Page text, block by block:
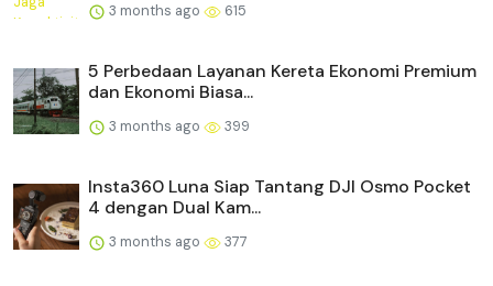
3 months ago 615
5 Perbedaan Layanan Kereta Ekonomi Premium
dan Ekonomi Biasa...
3 months ago 399
Insta360 Luna Siap Tantang DJI Osmo Pocket
4 dengan Dual Kam...
3 months ago 377